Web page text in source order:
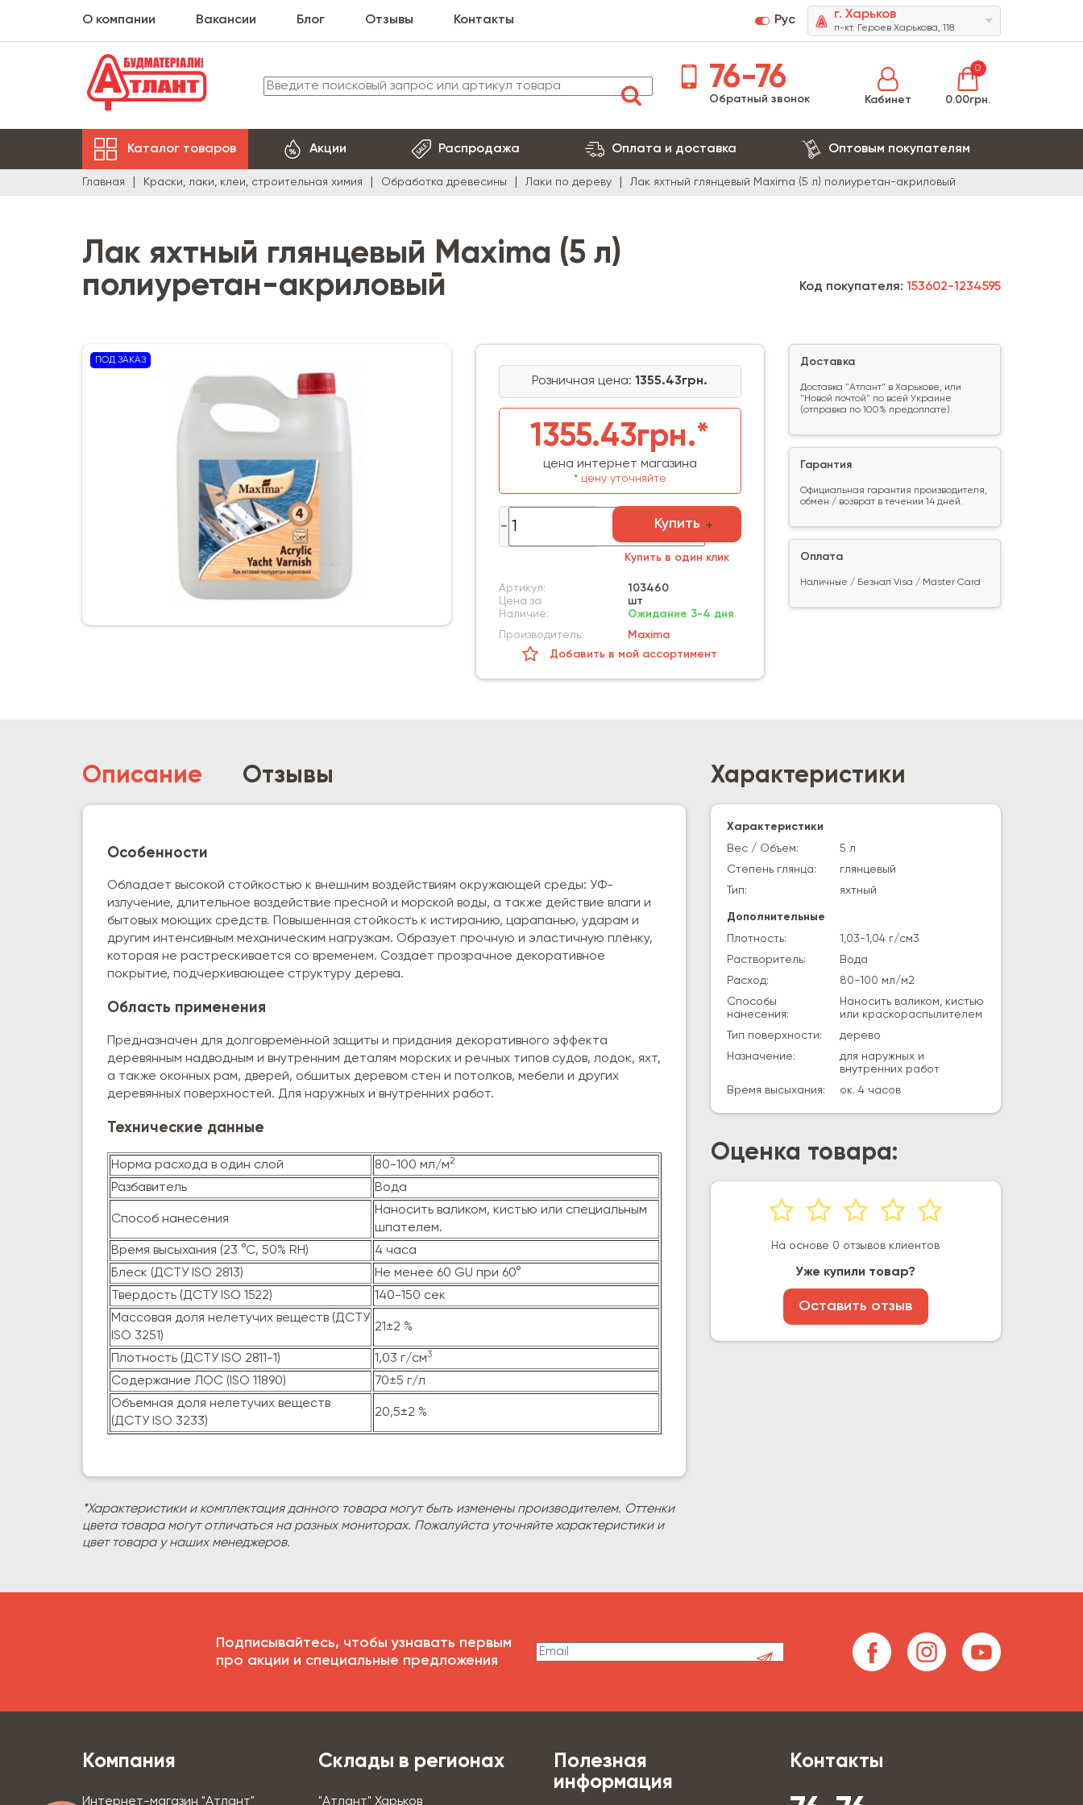
О компании Вакансии Блог Отзывы Контакты Рус г. Харьков
п-кт. Героев Харькова, 118
76-76
Обратный звонок Кабинет
0
0.00грн.
Каталог товаров Акции Распродажа Оплата и доставка Оптовым покупателям
Главная Краски, лаки, клеи, строительная химия Обработка древесины Лаки по дереву Лак яхтный глянцевый Maxima (5 л) полиуретан-акриловый
Лак яхтный глянцевый Maxima (5 л)
полиуретан-акриловый
ПОД ЗАКАЗ
Розничная цена:1355.43грн.
1355.43грн.*
цена интернет магазина
* цену уточняйте
Купить
Купить в один клик
Артикул:
103460
Цена за
шт
Наличие:
Ожидание 3-4 дня
Производитель:
Maxima
Добавить в мой ассортимент
Код покупателя: 153602-1234595
Доставка
Доставка "Атлант" в Харькове, или
"Новой почтой" по всей Украине
(отправка по 100% предоплате).
Гарантия
Официальная гарантия производителя,
обмен / возврат в течении 14 дней.
Оплата
Наличные / Безнал Visa / Master Card
Описание Отзывы
Особенности
Обладает высокой стойкостью к внешним воздействиям окружающей среды: УФ-
излучение, длительное воздействие пресной и морской воды, а также действие влаги и
бытовых моющих средств. Повышенная стойкость к истиранию, царапанью, ударам и
другим интенсивным механическим нагрузкам. Образует прочную и эластичную плёнку,
которая не растрескивается со временем. Создаёт прозрачное декоративное
покрытие, подчеркивающее структуру дерева.
Область применения
Предназначен для долговременной защиты и придания декоративного эффекта
деревянным надводным и внутренним деталям морских и речных типов судов, лодок, яхт,
а также оконных рам, дверей, обшитых деревом стен и потолков, мебели и других
деревянных поверхностей. Для наружных и внутренних работ.
Технические данные
Норма расхода в один слой 80-100 мл/м2
Разбавитель Вода
Способ нанесения
Наносить валиком, кистью или специальным
шпателем.
Время высыхания (23 °С, 50% RH)
4 часа
Блеск (ДСТУ ISO 2813)
Не менее 60 GU при 60°
Твердость (ДСТУ ISO 1522)
140-150 сек
Массовая доля нелетучих веществ (ДСТУ
ISO 3251)
21±2 %
Плотность (ДСТУ ISO 2811-1) 1,03 г/см3
Содержание ЛОС (ISO 11890)
70±5 г/л
Объемная доля нелетучих веществ
(ДСТУ ISO 3233)
20,5±2 %
*Характеристики и комплектация данного товара могут быть изменены производителем. Оттенки
цвета товара могут отличаться на разных мониторах. Пожалуйста уточняйте характеристики и
цвет товара у наших менеджеров.
Характеристики
Характеристики
Вес / Объем:
5 л
Степень глянца:
глянцевый
Тип:
яхтный
Дополнительные
Плотность:
1,03-1,04 г/см3
Растворитель:
Вода
Расход:
80-100 мл/м2
Способы
нанесения:
Наносить валиком, кистью
или краскораспылителем
Тип поверхности:
дерево
Назначение:
для наружных и
внутренних работ
Время высыхания:
ок. 4 часов
Оценка товара:
На основе 0 отзывов клиентов
Уже купили товар?
Оставить отзыв
Подписывайтесь, чтобы узнавать первым
про акции и специальные предложения
Компания
Интернет-магазин "Атлант"
Склады в регионах
"Атлант" Харьков
Полезная
информация
Контакты